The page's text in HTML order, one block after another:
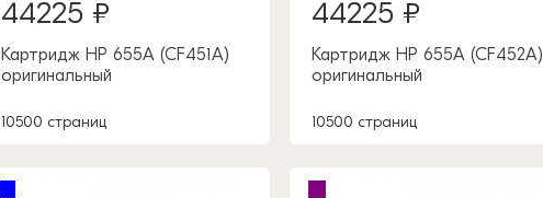
44225 ₽
Картридж HP 655A (CF451A)
оригинальный
10500 страниц
44225 ₽
Картридж HP 655A (CF452A)
оригинальный
10500 страниц